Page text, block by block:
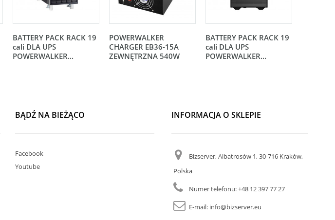
BATTERY PACK RACK 19
cali DLA UPS
POWERWALKER...
POWERWALKER
CHARGER EB36-15A
ZEWNĘTRZNA 540W
BATTERY PACK RACK 19
cali DLA UPS
POWERWALKER...
BĄDŹ NA BIEŻĄCO
Facebook
Youtube
INFORMACJA O SKLEPIE
Bizserver, Albatrosów 1, 30-716 Kraków,
Polska
Numer telefonu:+48 12 397 77 27
E-mail: info@bizserver.eu